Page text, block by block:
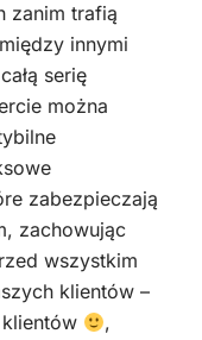
zanim trafią
innymi
serię
można
zabezpieczają
zachowując
wszystkim
klientów –
,